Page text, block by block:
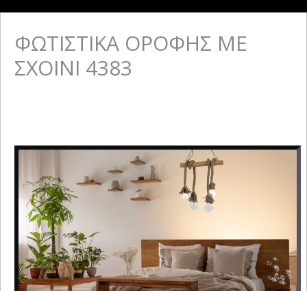
ΦΩΤΙΣΤΙΚΑ ΟΡΟΦΗΣ ΜΕ
ΣΧΟΙΝΙ 4383